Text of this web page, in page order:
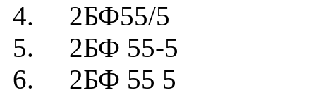
4. 2БФ55/5
5. 2БФ 55-5
6. 2БФ 55 5